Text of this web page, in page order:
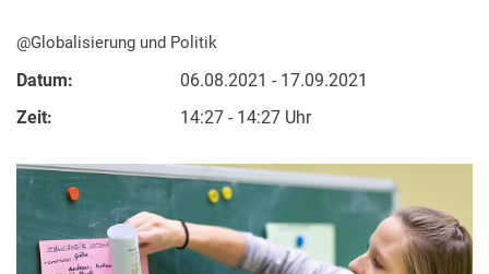
@Globalisierung und Politik
Datum:
06.08.2021 - 17.09.2021
Zeit:
14:27 - 14:27 Uhr